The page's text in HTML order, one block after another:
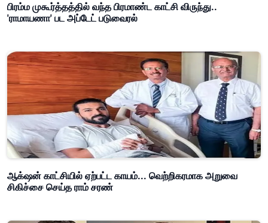
பிரம்ம முகூர்த்தத்தில் வந்த பிரமாண்ட காட்சி விருந்து..
'ராமாயணா' பட அப்டேட் படுவைரல்
ஆக்‌ஷன் காட்சியில் ஏற்பட்ட காயம்... வெற்றிகரமாக அறுவை
சிகிச்சை செய்த ராம் சரண்